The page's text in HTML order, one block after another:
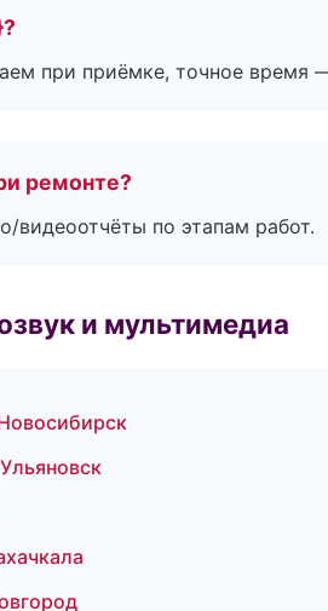
при приёмке, точное время
ремонте?
видеоотчёты по этапам работ.
и мультимедиа